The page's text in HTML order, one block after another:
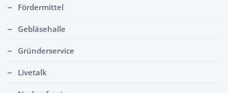
Fördermittel
Gebläsehalle
Gründerservice
Livetalk